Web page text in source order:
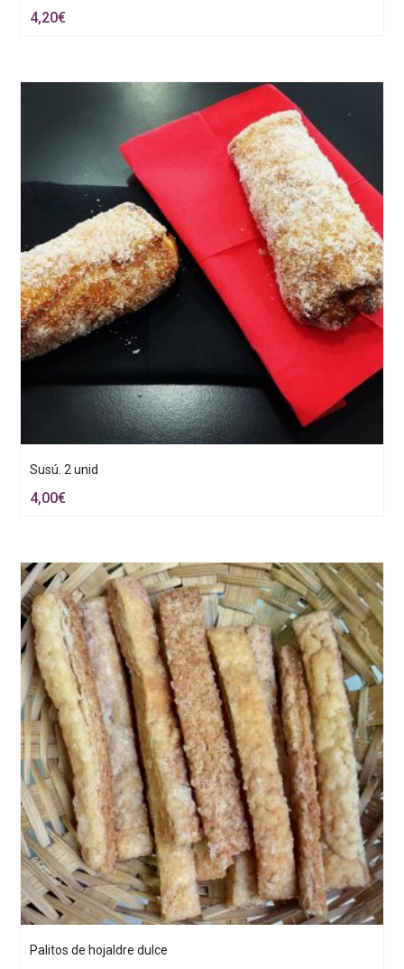
4,20€
Susú. 2 unid
4,00€
Palitos de hojaldre dulce